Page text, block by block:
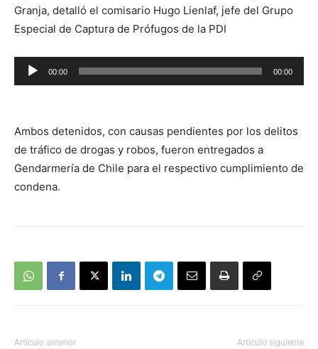
Granja, detalló el comisario Hugo Lienlaf, jefe del Grupo
Especial de Captura de Prófugos de la PDI
Reproductor
de
00:00 00:00
Ambos detenidos, con causas pendientes por los delitos
de tráfico de drogas y robos, fueron entregados a
Gendarmería de Chile para el respectivo cumplimiento de
condena.
Artículo anterior Artículo siguiente